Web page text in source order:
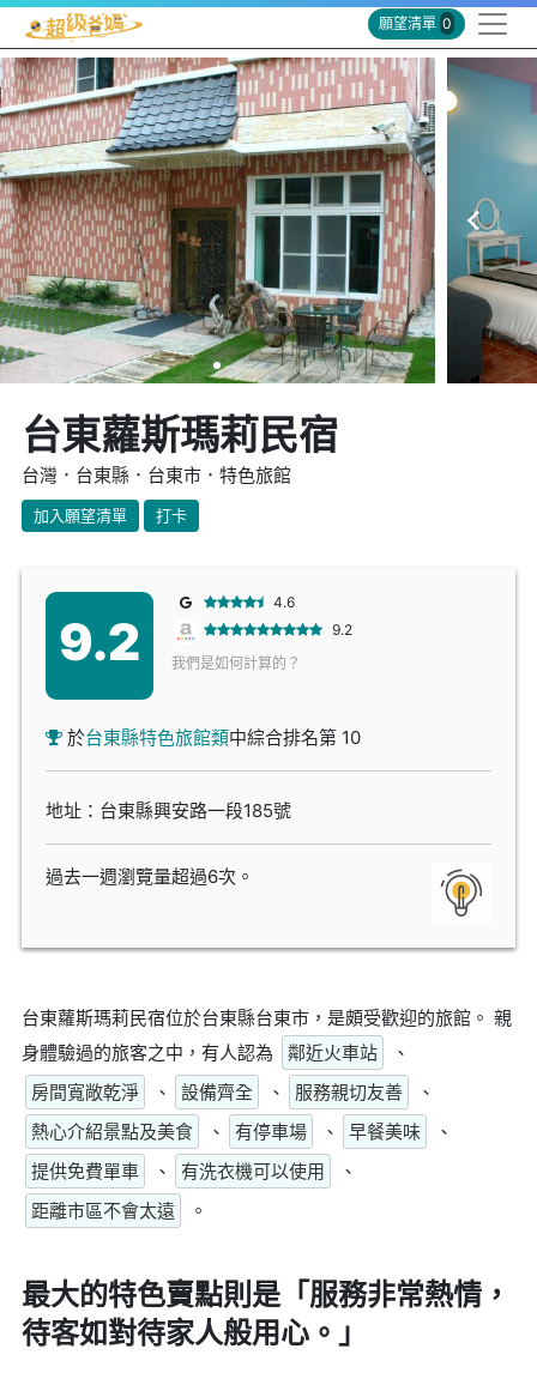
願望清單 0
台東蘿斯瑪莉民宿
台灣．台東縣．台東市．特色旅館
加入願望清單 打卡
9.2
4.6
9.2
我們是如何計算的？
於台東縣特色旅館類中綜合排名第 10
地址：台東縣興安路一段185號
過去一週瀏覽量超過6次。
台東蘿斯瑪莉民宿位於台東縣台東市，是頗受歡迎的旅館。 親
身體驗過的旅客之中，有人認為
鄰近火車站
、
房間寬敞乾淨
、 設備齊全 、 服務親切友善
、
熱心介紹景點及美食
、 有停車場 、 早餐美味
、
提供免費單車
、 有洗衣機可以使用
、
距離市區不會太遠
。
最大的特色賣點則是「服務非常熱情，
待客如對待家人般用心。」